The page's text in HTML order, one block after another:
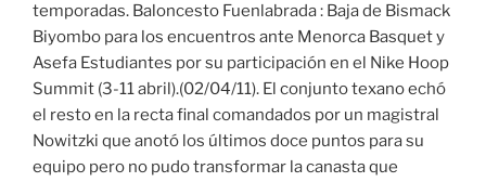
temporadas. Baloncesto Fuenlabrada : Baja de Bismack
Biyombo para los encuentros ante Menorca Basquet y
Asefa Estudiantes por su participación en el Nike Hoop
Summit (3-11 abril).(02/04/11). El conjunto texano echó
el resto en la recta final comandados por un magistral
Nowitzki que anotó los últimos doce puntos para su
equipo pero no pudo transformar la canasta que